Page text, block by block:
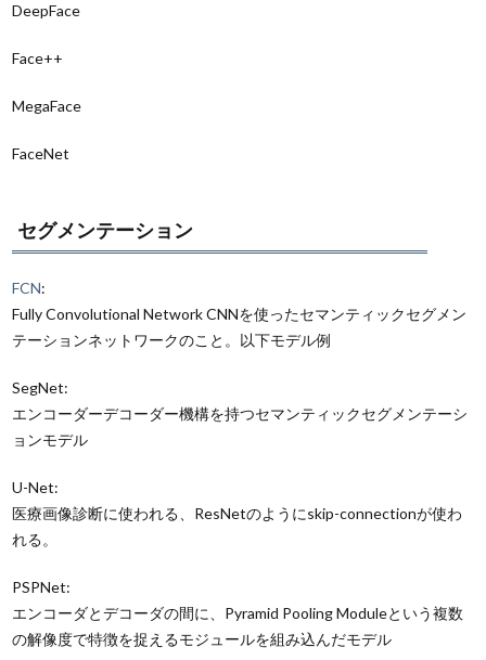
DeepFace
Face++
MegaFace
FaceNet
セグメンテーション
FCN:
Fully Convolutional Network CNNを使ったセマンティックセグメン
テーションネットワークのこと。以下モデル例
SegNet:
エンコーダーデコーダー機構を持つセマンティックセグメンテーシ
ョンモデル
U-Net:
医療画像診断に使われる、ResNetのようにskip-connectionが使わ
れる。
PSPNet:
エンコーダとデコーダの間に、Pyramid Pooling Moduleという複数
の解像度で特徴を捉えるモジュールを組み込んだモデル